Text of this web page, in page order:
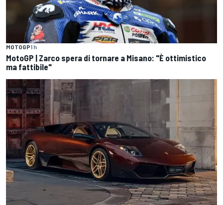
MOTOGP1 h
MotoGP | Zarco spera di tornare a Misano: "È ottimistico
ma fattibile"